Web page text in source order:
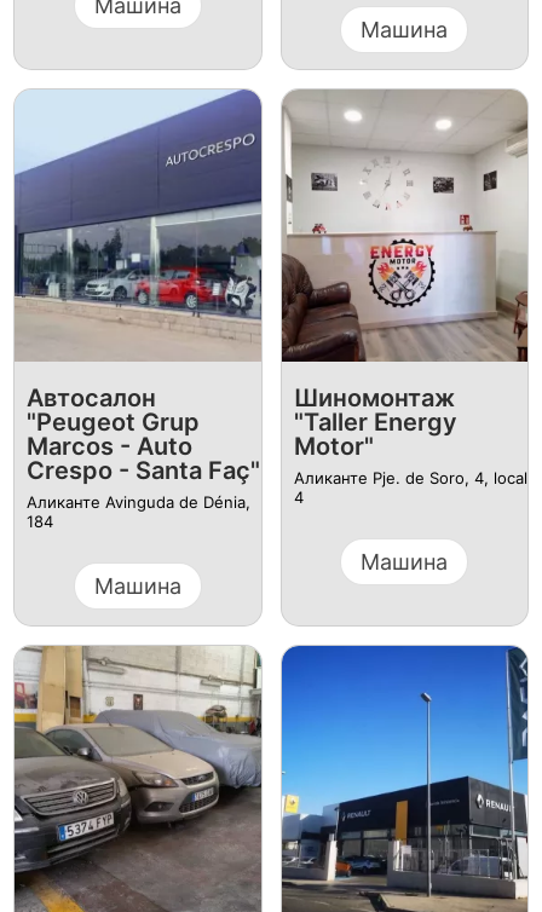
Машина
Машина
Автосалон
"Peugeot Grup
Marcos - Auto
Crespo - Santa Faç"
Аликанте Avinguda de Dénia,
184
Машина
Шиномонтаж
"Taller Energy
Motor"
Аликанте Pje. de Soro, 4, local
4
Машина